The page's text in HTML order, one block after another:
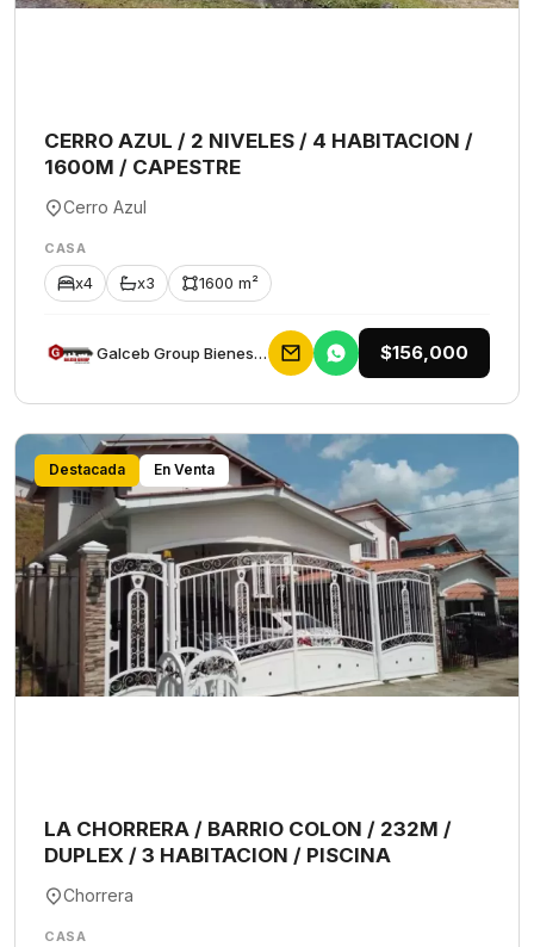
CERRO AZUL / 2 NIVELES / 4 HABITACION /
1600M / CAPESTRE
Cerro Azul
CASA
x4 x3 1600 m²
Galceb Group Bienes Raices $156,000
Destacada En Venta
LA CHORRERA / BARRIO COLON / 232M /
DUPLEX / 3 HABITACION / PISCINA
Chorrera
CASA